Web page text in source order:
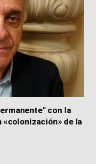
con la
de la